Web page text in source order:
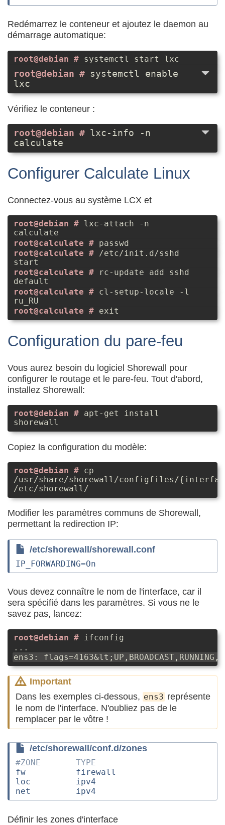
Redémarrez le conteneur et ajoutez le daemon au
démarrage automatique:
systemctl start lxc
systemctl enable
lxc
Vérifiez le conteneur :
lxc-info -n
calculate
Configurer Calculate Linux
Connectez-vous au système LCX et
lxc-attach -n
calculate
passwd
/etc/init.d/sshd
start
rc-update add sshd
default
cl-setup-locale -l
ru_RU
exit
Configuration du pare-feu
Vous aurez besoin du logiciel Shorewall pour
configurer le routage et le pare-feu. Tout d'abord,
installez Shorewall:
apt-get install
shorewall
Copiez la configuration du modèle:
cp
/usr/share/shorewall/configfiles/
/etc/shorewall/
Modifier les paramètres communs de Shorewall,
permettant la redirection IP:
/etc/shorewall/shorewall.conf
IP_FORWARDING=On
Vous devez connaître le nom de l'interface, car il
sera spécifié dans les paramètres. Si vous ne le
savez pas, lancez:
ifconfig
Important
Dans les exemples ci-dessous, ens3 représente
le nom de l'interface. N'oubliez pas de le
remplacer par le vôtre !
/etc/shorewall/conf.d/zones
#ZONE       TYPE
fw          firewall
loc         ipv4
net         ipv4
Définir les zones d'interface